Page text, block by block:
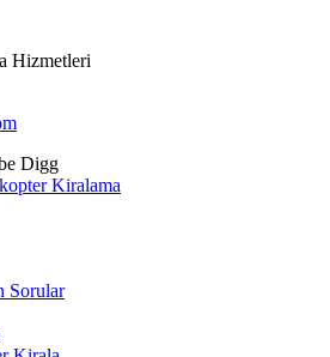
Hizmetleri
Digg
Sorular